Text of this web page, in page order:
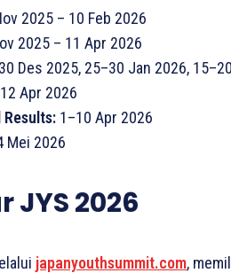
2025 – 10 Feb 2026
2025 – 11 Apr 2026
Des 2025, 25–30 Jan 2026,
Apr 2026
Results: 1–10 Apr 2026
Mei 2026
JYS 2026
japanyouthsummit.com,